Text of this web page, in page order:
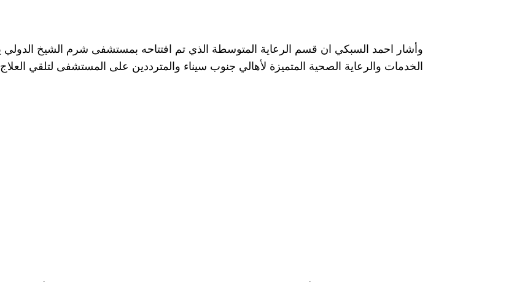
الخدمات والرعاية الصحية المتميزة لأهالي جنوب سيناء والمترددين على المستشفى لتلقي العلاج